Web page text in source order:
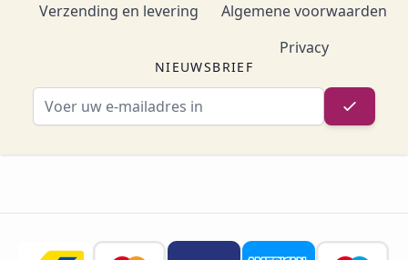
Verzending en levering
Algemene voorwaarden
Privacy
NIEUWSBRIEF